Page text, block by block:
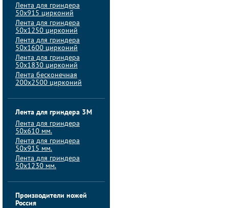
Лента для гриндера
50х915 цирконий
Лента для гриндера
50х1250 цирконий
Лента для гриндера
50х1600 цирконий
Лента для гриндера
50x1830 цирконий
Лента бесконечная
200х2500 цирконий
Лента для гриндера 3M
Лента для гриндера
50x610 мм.
Лента для гриндера
50x915 мм.
Лента для гриндера
50x1230 мм.
Производители ножей
Россия